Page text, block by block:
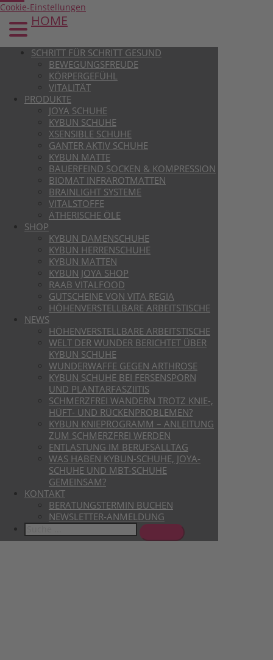
Cookie-Einstellungen
HOME
SCHRITT FÜR SCHRITT GESUND
BEWEGUNGSFREUDE
KÖRPERGEFÜHL
VITALITÄT
PRODUKTE
JOYA SCHUHE
KYBUN SCHUHE
XSENSIBLE SCHUHE
GANTER AKTIV SCHUHE
KYBUN MATTE
BAUERFEIND SOCKEN & KOMPRESSION
BIOMAT INFRAROTMATTEN
BRAINLIGHT SYSTEME
VITALSTOFFE
ÄTHERISCHE ÖLE
SHOP
KYBUN DAMENSCHUHE
KYBUN HERRENSCHUHE
KYBUN MATTEN
KYBUN JOYA SHOP
RAAB VITALFOOD
GUTSCHEINE VON VITA REGIA
HÖHENVERSTELLBARE ARBEITSTISCHE
NEWS
HÖHENVERSTELLBARE ARBEITSTISCHE
WELT DER WUNDER BERICHTET ÜBER
KYBUN SCHUHE
WUNDERWAFFE GEGEN ARTHROSE
KYBUN SCHUHE BEI FERSENSPORN
UND PLANTARFASZIITIS
SCHMERZFREI WANDERN TROTZ KNIE-,
HÜFT- UND RÜCKENPROBLEMEN?
KYBUN KNIEPROGRAMM – ANLEITUNG
ZUM SCHMERZFREI WERDEN
ENTLASTUNG IM BERUFSALLTAG
WAS HABEN KYBUN-SCHUHE, JOYA-
SCHUHE UND MBT-SCHUHE
GEMEINSAM?
KONTAKT
BERATUNGSTERMIN BUCHEN
NEWSLETTER-ANMELDUNG
Search